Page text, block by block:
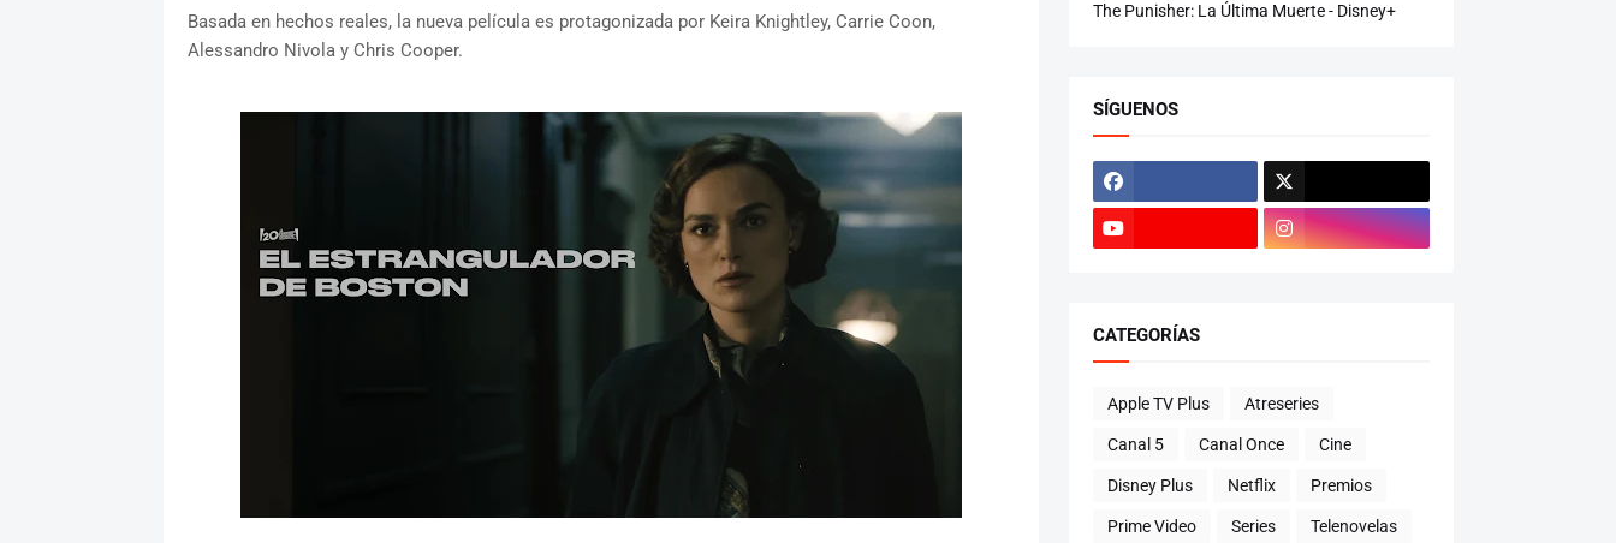
Basada en hechos reales, la nueva película es protagonizada por Keira Knightley, Carrie Coon,
Alessandro Nivola y Chris Cooper.
The Punisher: La Última Muerte - Disney+
SÍGUENOS
CATEGORÍAS
Apple TV Plus Atreseries
Canal 5 Canal Once Cine
Disney Plus Netflix Premios
Prime Video Series Telenovelas